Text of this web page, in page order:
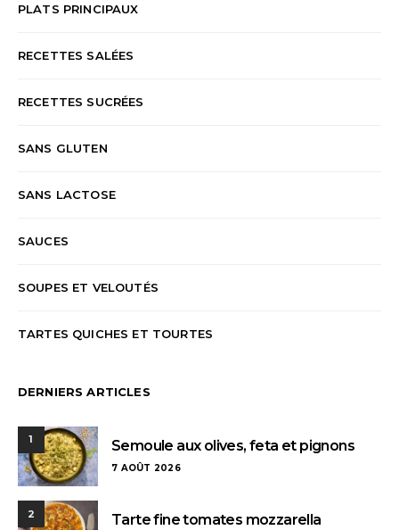
PLATS PRINCIPAUX
RECETTES SALÉES
RECETTES SUCRÉES
SANS GLUTEN
SANS LACTOSE
SAUCES
SOUPES ET VELOUTÉS
TARTES QUICHES ET TOURTES
DERNIERS ARTICLES
1 Semoule aux olives, feta et pignons
7 AOÛT 2026
2 Tarte fine tomates mozzarella